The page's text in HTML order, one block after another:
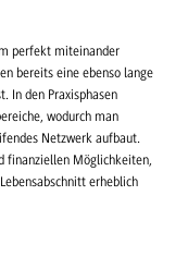
perfekt miteinander
bereits eine ebenso lange
In den Praxisphasen
wodurch man
Netzwerk aufbaut.
finanziellen Möglichkeiten,
erheblich